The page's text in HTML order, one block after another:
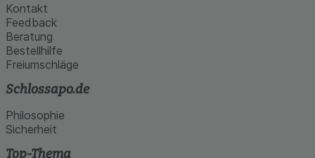
Kontakt
Feedback
Beratung
Bestellhilfe
Freiumschläge
Schlossapo.de
Philosophie
Sicherheit
Top-Thema